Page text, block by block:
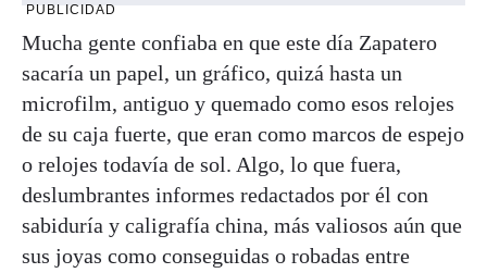
PUBLICIDAD
Mucha gente confiaba en que este día Zapatero
sacaría un papel, un gráfico, quizá hasta un
microfilm, antiguo y quemado como esos relojes
de su caja fuerte, que eran como marcos de espejo
o relojes todavía de sol. Algo, lo que fuera,
deslumbrantes informes redactados por él con
sabiduría y caligrafía china, más valiosos aún que
sus joyas como conseguidas o robadas entre